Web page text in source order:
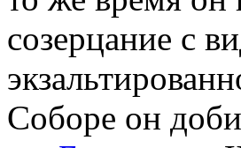
созерцание с
Соборе он